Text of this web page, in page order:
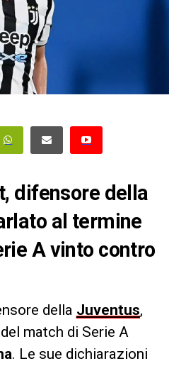
difensore della
al termine
A vinto contro
della Juventus,
match di Serie A
. Le sue dichiarazioni